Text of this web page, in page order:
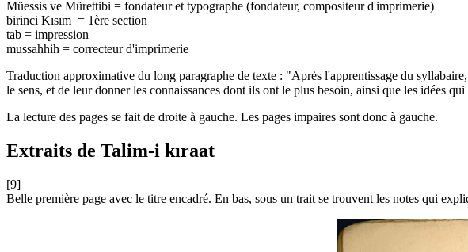
Müessis ve Mürettibi = fondateur et typographe (fondateur, compositeur d'imprimerie)
birinci Kısım = 1ère section
tab = impression
mussahhih = correcteur d'imprimerie
Traduction approximative du long paragraphe de texte : "Après l'apprentissage du
le sens, et de leur donner les connaissances dont ils ont le plus besoin, ainsi que les idées
La lecture des pages se fait de droite à gauche. Les pages impaires sont donc à gauche.
Extraits de Talim-i kıraat
[9]
Belle première page avec le titre encadré. En bas, sous un trait se trouvent les notes qui